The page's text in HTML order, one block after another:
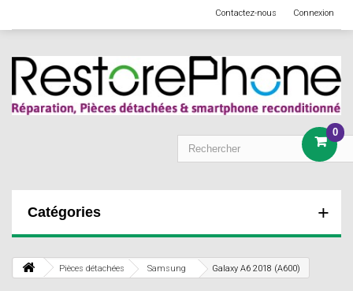
Connexion
Contactez-nous
0
Catégories
Pièces détachées Samsung Galaxy A6 2018 (A600)